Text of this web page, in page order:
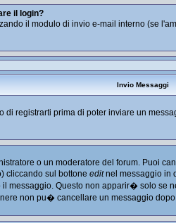
il login?
il modulo di invio e-mail interno (se
Invio Messaggi
registrarti prima di poter inviare un
o un moderatore del forum. Puoi
cliccando sul bottone editnel messaggio in
messaggio. Questo non apparir� solo
non pu� cancellare un messaggio